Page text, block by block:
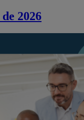
2026